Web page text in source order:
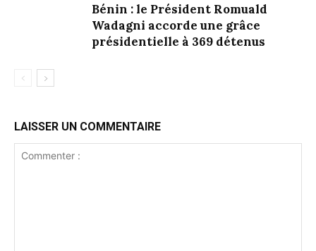
Bénin : le Président Romuald
Wadagni accorde une grâce
présidentielle à 369 détenus
LAISSER UN COMMENTAIRE